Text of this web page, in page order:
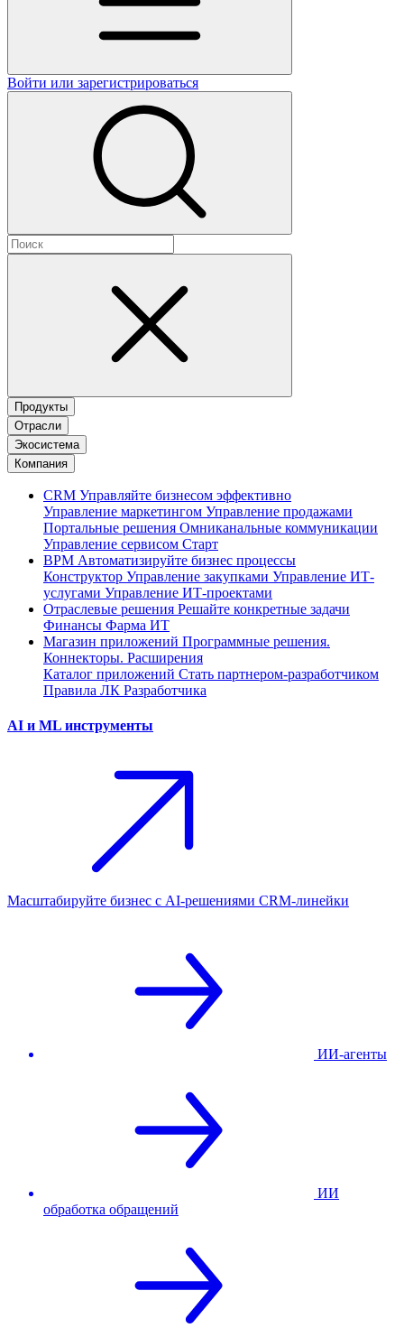
Войти или зарегистрироваться
Продукты
Отрасли
Экосистема
Компания
CRM Управляйте бизнесом эффективно
Управление маркетингом Управление продажами
Портальные решения Омниканальные коммуникации
Управление сервисом Старт
BPM Автоматизируйте бизнес процессы
Конструктор Управление закупками Управление ИТ-
услугами Управление ИТ-проектами
Отраслевые решения Решайте конкретные задачи
Финансы Фарма ИТ
Магазин приложений Программные решения.
Коннекторы. Расширения
Каталог приложений Стать партнером-разработчиком
Правила ЛК Разработчика
AI и ML инструменты
Масштабируйте бизнес с AI‑решениями CRM‑линейки
ИИ-агенты
ИИ
обработка обращений